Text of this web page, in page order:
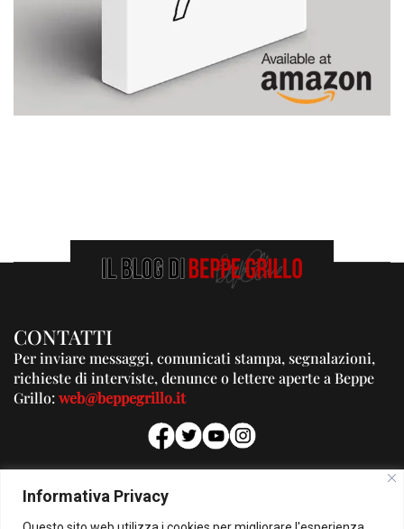
Informativa Privacy
CONTATTI
Per inviare messaggi, comunicati stampa, segnalazioni,
richieste di interviste, denunce o lettere aperte a Beppe
Grillo:web@beppegrillo.it
PUBBLICITA'
Per la tua pubblicità su questo Blog: